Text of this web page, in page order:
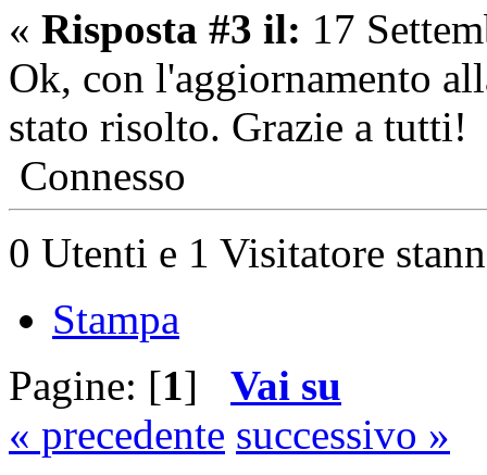
« Risposta #3 il: 17
Ok, con l'aggiornamento
stato risolto. Grazie a tutti!
Connesso
0 Utenti e 1 Visitatore
Stampa
Pagine: [1] Vai su
« precedente successivo »